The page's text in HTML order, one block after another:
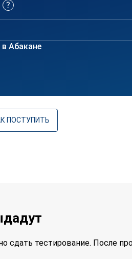
Абакане
ПОСТУПИТЬ
сдать тестирование. После